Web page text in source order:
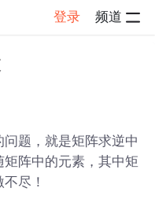
登录 频道
情
题，就是矩阵求逆中
阵中的元素，其中矩
尽！